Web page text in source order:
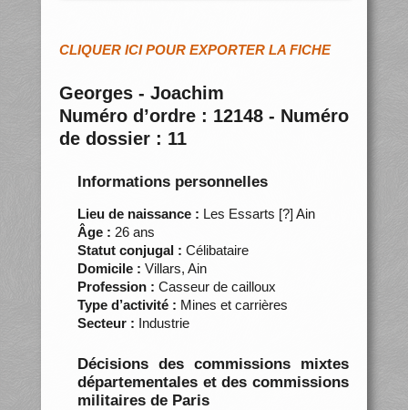
CLIQUER ICI POUR EXPORTER LA FICHE
Georges - Joachim
Numéro d’ordre : 12148 - Numéro
de dossier : 11
Informations personnelles
Lieu de naissance : Les Essarts [?] Ain
Âge : 26 ans
Statut conjugal : Célibataire
Domicile : Villars, Ain
Profession : Casseur de cailloux
Type d’activité : Mines et carrières
Secteur : Industrie
Décisions des commissions mixtes
départementales et des commissions
militaires de Paris